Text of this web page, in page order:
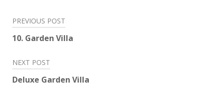
Post
navigation
PREVIOUS POST
10. Garden Villa
NEXT POST
Deluxe Garden Villa